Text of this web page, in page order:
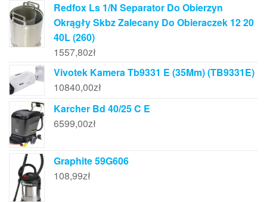
Redfox Ls 1/N Separator Do Obierzyn
Okrągły Skbz Zalecany Do Obieraczek 12 20
40L (260)
1557,80zł
Vivotek Kamera Tb9331 E (35Mm) (TB9331E)
10840,00zł
Karcher Bd 40/25 C E
6599,00zł
Graphite 59G606
108,99zł